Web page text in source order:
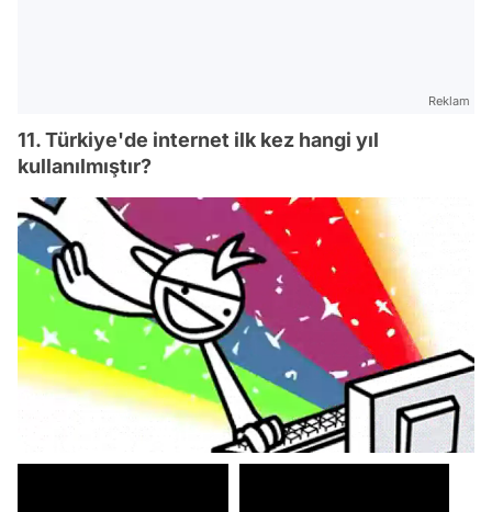
Reklam
11. Türkiye'de internet ilk kez hangi yıl
kullanılmıştır?